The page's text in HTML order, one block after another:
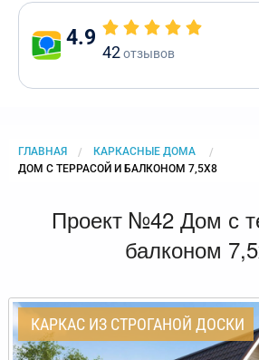
4.9
42отзывов
ГЛАВНАЯ
КАРКАСНЫЕ ДОМА
CURRENT:
ДОМ С ТЕРРАСОЙ И БАЛКОНОМ 7,5Х8
Проект №42 Дом с
балконом
КАРКАС ИЗ СТРОГАНОЙ ДОСКИ